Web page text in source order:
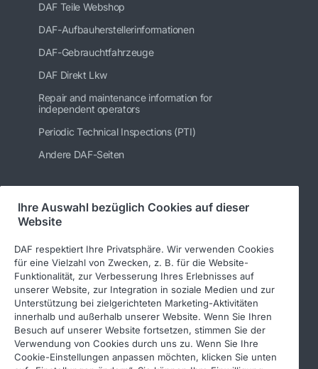
DAF Teile Webshop
DAF-Aufbauherstellerinformationen
DAF-Gebrauchtfahrzeuge
DAF Direkt Lkw
Repair and maintenance information for
independent operators
Periodic Technical Inspections (PTI)
Andere DAF-Seiten
Folgen Sie uns
© 2026 DAF Rechtlicher Hinweis
Ihre Auswahl bezüglich Cookies auf dieser
Website
DAF respektiert Ihre Privatsphäre. Wir verwenden Cookies
für eine Vielzahl von Zwecken, z. B. für die Website-
Funktionalität, zur Verbesserung Ihres Erlebnisses auf
unserer Website, zur Integration in soziale Medien und zur
Unterstützung bei zielgerichteten Marketing-Aktivitäten
innerhalb und außerhalb unserer Website. Wenn Sie Ihren
Besuch auf unserer Website fortsetzen, stimmen Sie der
Verwendung von Cookies durch uns zu. Wenn Sie Ihre
Cookie-Einstellungen anpassen möchten, klicken Sie unten